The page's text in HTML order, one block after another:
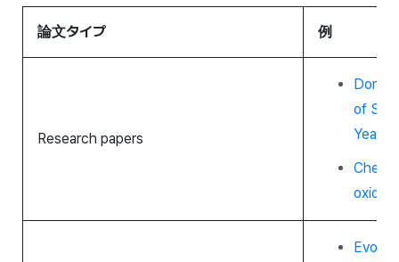
論文タイプ 例
Research papers
of
Yeasts